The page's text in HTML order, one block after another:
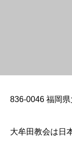
836-0046 福岡
大牟田教会は日